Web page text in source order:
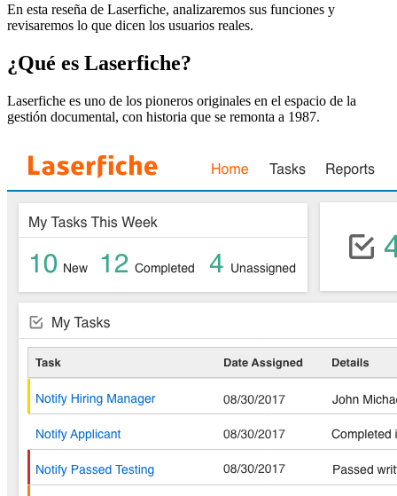
En esta reseña de Laserfiche, analizaremos sus funciones y
revisaremos lo que dicen los usuarios reales.
¿Qué es Laserfiche?
Laserfiche es uno de los pioneros originales en el espacio de la
gestión documental, con historia que se remonta a 1987.